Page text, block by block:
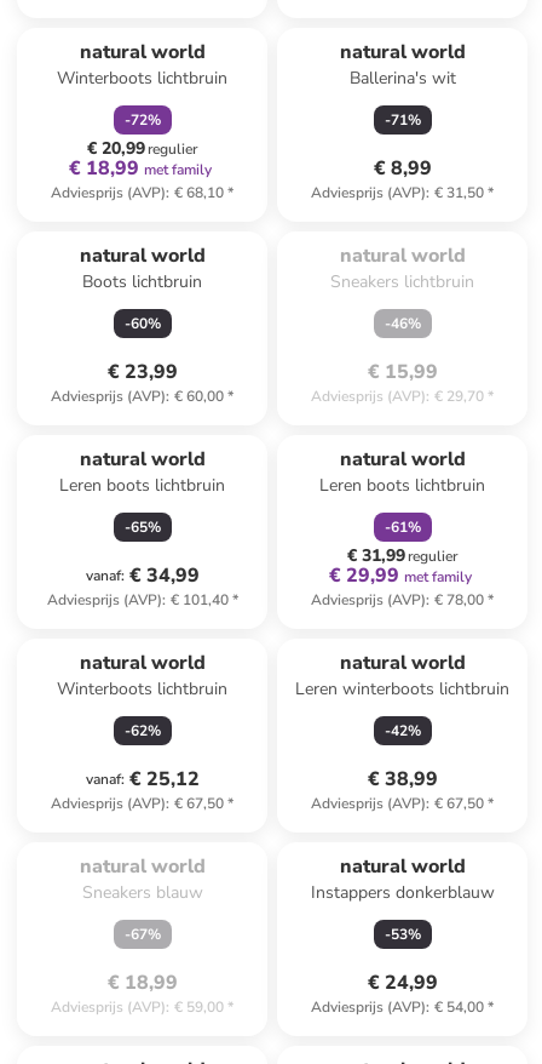
natural world
Winterboots lichtbruin
-72%
€ 20,99regulier
€ 18,99 met family
Adviesprijs (AVP): € 68,10*
natural world
Ballerina's wit
-71%
€ 8,99
Adviesprijs (AVP): € 31,50*
natural world
Boots lichtbruin
-60%
€ 23,99
Adviesprijs (AVP): € 60,00*
uitverkocht.
natural world
Sneakers lichtbruin
-46%
€ 15,99
Adviesprijs (AVP): € 29,70*
natural world
Leren boots lichtbruin
-65%
vanaf: € 34,99
Adviesprijs (AVP): € 101,40*
natural world
Leren boots lichtbruin
-61%
€ 31,99regulier
€ 29,99 met family
Adviesprijs (AVP): € 78,00*
natural world
Winterboots lichtbruin
-62%
vanaf: € 25,12
Adviesprijs (AVP): € 67,50*
natural world
Leren winterboots lichtbruin
-42%
€ 38,99
Adviesprijs (AVP): € 67,50*
uitverkocht.
natural world
Sneakers blauw
-67%
€ 18,99
Adviesprijs (AVP): € 59,00*
natural world
Instappers donkerblauw
-53%
€ 24,99
Adviesprijs (AVP): € 54,00*